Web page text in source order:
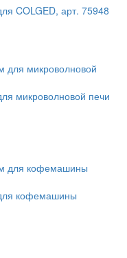
COLGED, арт. 75948
микроволновой печи
кофемашины